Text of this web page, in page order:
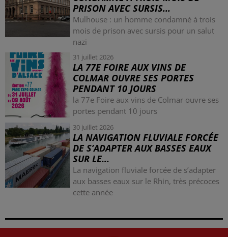
PRISON AVEC SURSIS...
Mulhouse : un homme condamné à trois
mois de prison avec sursis pour un salut
nazi
31 juillet 2026
LA 77E FOIRE AUX VINS DE
COLMAR OUVRE SES PORTES
PENDANT 10 JOURS
la 77e Foire aux vins de Colmar ouvre ses
portes pendant 10 jours
30 juillet 2026
LA NAVIGATION FLUVIALE FORCÉE
DE S’ADAPTER AUX BASSES EAUX
SUR LE...
La navigation fluviale forcée de s’adapter
aux basses eaux sur le Rhin, très précoces
cette année